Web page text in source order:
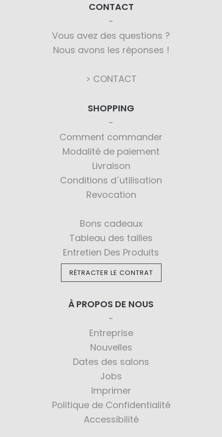
CONTACT
Vous avez des questions ?
Nous avons les réponses !
> CONTACT
SHOPPING
Comment commander
Modalité de paiement
Livraison
Conditions d´utilisation
Revocation
Bons cadeaux
Tableau des tailles
Entretien Des Produits
RÉTRACTER LE CONTRAT
À PROPOS DE NOUS
Entreprise
Nouvelles
Dates des salons
Jobs
Imprimer
Politique de Confidentialité
Accessibilité